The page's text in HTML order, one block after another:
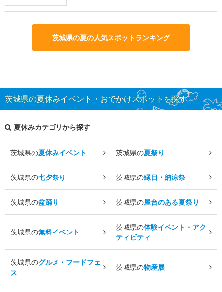
茨城県の夏の人気スポットランキング
茨城県の夏休みイベント・おでかけスポットを探す
夏休みカテゴリから探す
茨城県の夏休みイベント 茨城県の夏祭り
茨城県の七夕祭り 茨城県の縁日・納涼祭
茨城県の盆踊り 茨城県の屋台のある夏祭り
茨城県の無料イベント
茨城県の体験イベント・アク
ティビティ
茨城県のグルメ・フードフェ
ス
茨城県の物産展